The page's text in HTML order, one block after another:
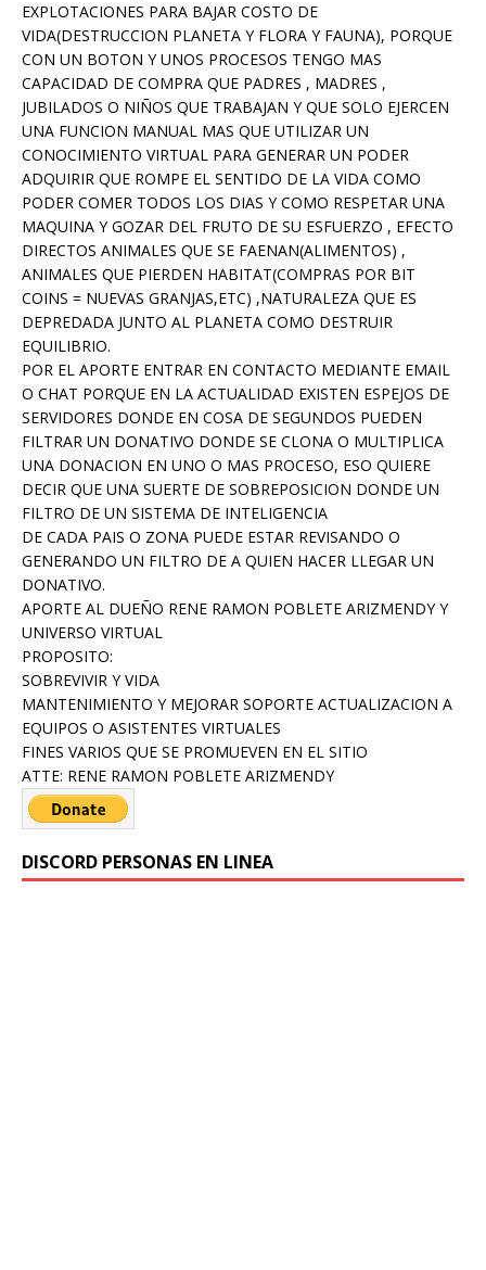
EXPLOTACIONES PARA BAJAR COSTO DE
VIDA(DESTRUCCION PLANETA Y FLORA Y FAUNA), PORQUE
CON UN BOTON Y UNOS PROCESOS TENGO MAS
CAPACIDAD DE COMPRA QUE PADRES , MADRES ,
JUBILADOS O NIÑOS QUE TRABAJAN Y QUE SOLO EJERCEN
UNA FUNCION MANUAL MAS QUE UTILIZAR UN
CONOCIMIENTO VIRTUAL PARA GENERAR UN PODER
ADQUIRIR QUE ROMPE EL SENTIDO DE LA VIDA COMO
PODER COMER TODOS LOS DIAS Y COMO RESPETAR UNA
MAQUINA Y GOZAR DEL FRUTO DE SU ESFUERZO , EFECTO
DIRECTOS ANIMALES QUE SE FAENAN(ALIMENTOS) ,
ANIMALES QUE PIERDEN HABITAT(COMPRAS POR BIT
COINS = NUEVAS GRANJAS,ETC) ,NATURALEZA QUE ES
DEPREDADA JUNTO AL PLANETA COMO DESTRUIR
EQUILIBRIO.
POR EL APORTE ENTRAR EN CONTACTO MEDIANTE EMAIL
O CHAT PORQUE EN LA ACTUALIDAD EXISTEN ESPEJOS DE
SERVIDORES DONDE EN COSA DE SEGUNDOS PUEDEN
FILTRAR UN DONATIVO DONDE SE CLONA O MULTIPLICA
UNA DONACION EN UNO O MAS PROCESO, ESO QUIERE
DECIR QUE UNA SUERTE DE SOBREPOSICION DONDE UN
FILTRO DE UN SISTEMA DE INTELIGENCIA
DE CADA PAIS O ZONA PUEDE ESTAR REVISANDO O
GENERANDO UN FILTRO DE A QUIEN HACER LLEGAR UN
DONATIVO.
APORTE AL DUEÑO RENE RAMON POBLETE ARIZMENDY Y
UNIVERSO VIRTUAL
PROPOSITO:
SOBREVIVIR Y VIDA
MANTENIMIENTO Y MEJORAR SOPORTE ACTUALIZACION A
EQUIPOS O ASISTENTES VIRTUALES
FINES VARIOS QUE SE PROMUEVEN EN EL SITIO
ATTE: RENE RAMON POBLETE ARIZMENDY
DISCORD PERSONAS EN LINEA